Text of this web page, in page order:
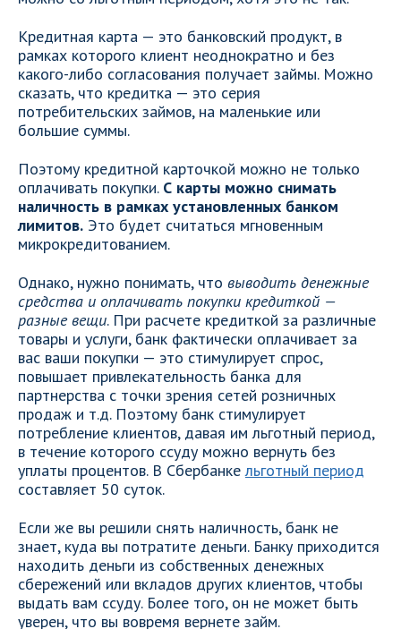
Кредитная карта — это банковский продукт, в
рамках которого клиент неоднократно и без
какого-либо согласования получает займы. Можно
сказать, что кредитка — это серия
потребительских займов, на маленькие или
большие суммы.
Поэтому кредитной карточкой можно не только
оплачивать покупки. С карты можно снимать
наличность в рамках установленных банком
лимитов. Это будет считаться мгновенным
микрокредитованием.
Однако, нужно понимать, что выводить денежные
средства и оплачивать покупки кредиткой —
разные вещи. При расчете кредиткой за различные
товары и услуги, банк фактически оплачивает за
вас ваши покупки — это стимулирует спрос,
повышает привлекательность банка для
партнерства с точки зрения сетей розничных
продаж и т.д. Поэтому банк стимулирует
потребление клиентов, давая им льготный период,
в течение которого ссуду можно вернуть без
уплаты процентов. В Сбербанкельготный период
составляет 50 суток.
Если же вы решили снять наличность, банк не
знает, куда вы потратите деньги. Банку приходится
находить деньги из собственных денежных
сбережений или вкладов других клиентов, чтобы
выдать вам ссуду. Более того, он не может быть
уверен, что вы вовремя вернете займ.